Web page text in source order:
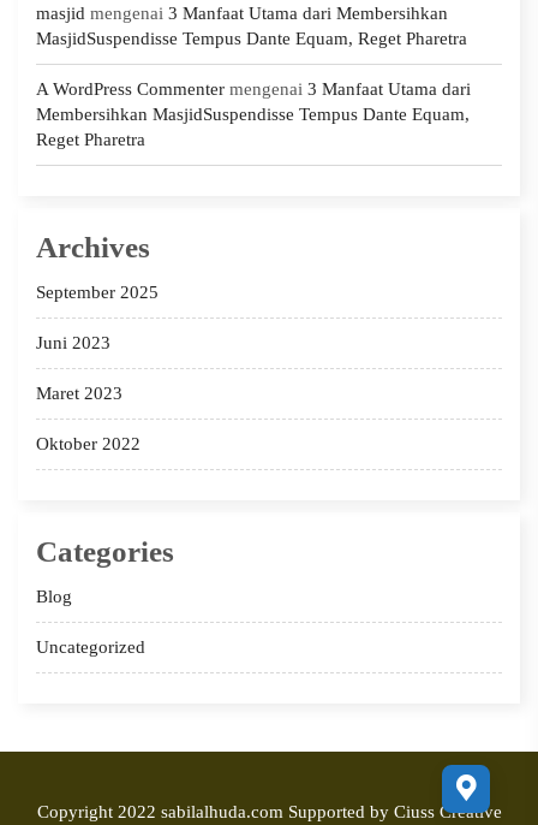
masjid mengenai 3 Manfaat Utama dari Membersihkan
MasjidSuspendisse Tempus Dante Equam, Reget Pharetra
A WordPress Commenter mengenai 3 Manfaat Utama dari
Membersihkan MasjidSuspendisse Tempus Dante Equam,
Reget Pharetra
Archives
September 2025
Juni 2023
Maret 2023
Oktober 2022
Categories
Blog
Uncategorized
Copyright 2022 sabilalhuda.com Supported by Ciuss Creative